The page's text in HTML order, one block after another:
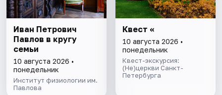
Иван Петрович
Павлов в кругу
семьи
10 августа 2026 •
понедельник
Институт физиологии им.
Павлова
Квест «
10 августа 2026 •
понедельник
Квест-экскурсия:
(Не)церкви Санкт-
Петербурга